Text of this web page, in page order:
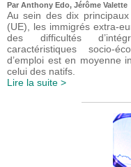
Par Anthony Edo, Jérôme Valette
Au sein des dix principaux
(UE), les immigrés extra-
des difficultés
caractéristiques socio-
d’emploi est en moyenne
celui des natifs.
Lire la suite >